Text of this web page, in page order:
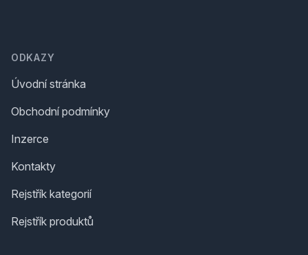
ODKAZY
Úvodní stránka
Obchodní podmínky
Inzerce
Kontakty
Rejstřík kategorií
Rejstřík produktů